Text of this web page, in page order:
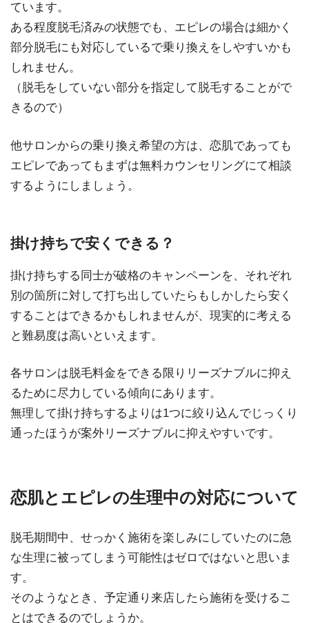
ています。
ある程度脱毛済みの状態でも、エピレの場合は細かく
部分脱毛にも対応しているで乗り換えをしやすいかも
しれません。
（脱毛をしていない部分を指定して脱毛することがで
きるので）
他サロンからの乗り換え希望の方は、恋肌であっても
エピレであってもまずは無料カウンセリングにて相談
するようにしましょう。
掛け持ちで安くできる？
掛け持ちする同士が破格のキャンペーンを、それぞれ
別の箇所に対して打ち出していたらもしかしたら安く
することはできるかもしれませんが、現実的に考える
と難易度は高いといえます。
各サロンは脱毛料金をできる限りリーズナブルに抑え
るために尽力している傾向にあります。
無理して掛け持ちするよりは1つに絞り込んでじっくり
通ったほうが案外リーズナブルに抑えやすいです。
恋肌とエピレの生理中の対応について
脱毛期間中、せっかく施術を楽しみにしていたのに急
な生理に被ってしまう可能性はゼロではないと思いま
す。
そのようなとき、予定通り来店したら施術を受けるこ
とはできるのでしょうか。